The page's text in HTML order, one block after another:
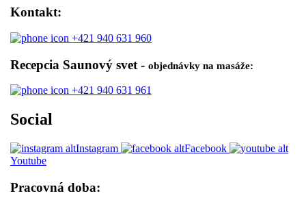
Kontakt:
+421 940 631 960
Recepcia Saunový svet - objednávky na masáže:
+421 940 631 961
Social
Instagram
Facebook
Youtube
Pracovná doba: